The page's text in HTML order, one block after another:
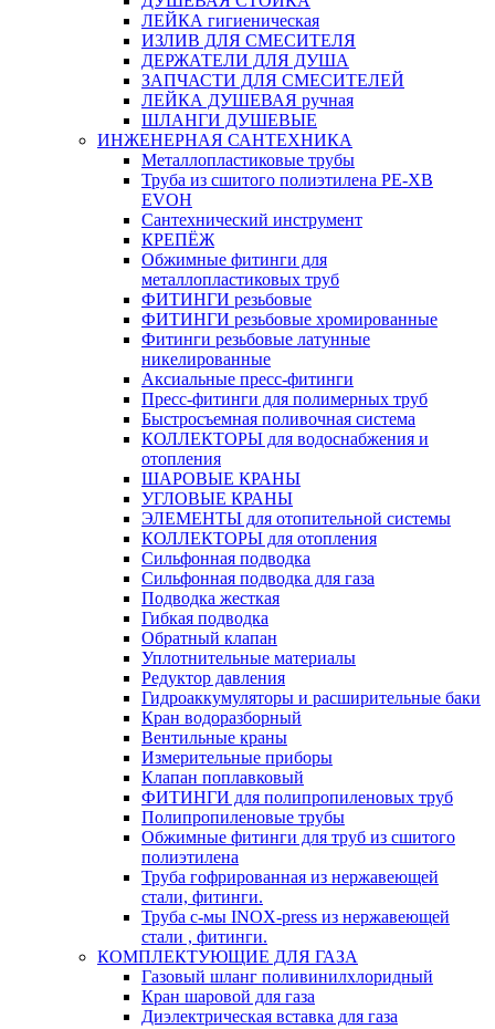
ЛЕЙКА гигиеническая
ИЗЛИВ ДЛЯ СМЕСИТЕЛЯ
ДЕРЖАТЕЛИ ДЛЯ ДУША
ЗАПЧАСТИ ДЛЯ СМЕСИТЕЛЕЙ
ЛЕЙКА ДУШЕВАЯ ручная
ШЛАНГИ ДУШЕВЫЕ
ИНЖЕНЕРНАЯ САНТЕХНИКА
Металлопластиковые трубы
Труба из сшитого полиэтилена PE-XB
EVOH
Сантехнический инструмент
КРЕПЁЖ
Обжимные фитинги для
металлопластиковых труб
ФИТИНГИ резьбовые
ФИТИНГИ резьбовые хромированные
Фитинги резьбовые латунные
никелированные
Аксиальные пресс-фитинги
Пресс-фитинги для полимерных труб
Быстросъемная поливочная система
КОЛЛЕКТОРЫ для водоснабжения и
отопления
ШАРОВЫЕ КРАНЫ
УГЛОВЫЕ КРАНЫ
ЭЛЕМЕНТЫ для отопительной системы
КОЛЛЕКТОРЫ для отопления
Сильфонная подводка
Cильфонная подводка для газа
Подводка жесткая
Гибкая подводка
Обратный клапан
Уплотнительные материалы
Редуктор давления
Гидроаккумуляторы и расширительные баки
Кран водоразборный
Вентильные краны
Измерительные приборы
Клапан поплавковый
ФИТИНГИ для полипропиленовых труб
Полипропиленовые трубы
Обжимные фитинги для труб из сшитого
полиэтилена
Труба гофрированная из нержавеющей
стали, фитинги.
Труба с-мы INOX-press из нержавеющей
стали , фитинги.
КОМПЛЕКТУЮЩИЕ ДЛЯ ГАЗА
Газовый шланг поливинилхлоридный
Кран шаровой для газа
Диэлектрическая вставка для газа